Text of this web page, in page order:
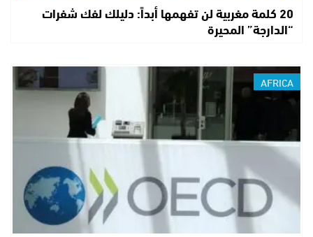
20 كلمة مغربية لن تفهمها أبداً: دليلك لفك شفرات
“الدارجة” المحيرة
AFRICA